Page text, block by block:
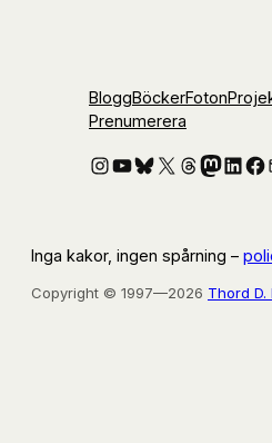
BloggBöckerFoton
Prenumerera
Instagram
YouTube
Bluesky
X Threads
Inga kakor, ingen spårning –
Copyright © 1997—2026 Thord D.